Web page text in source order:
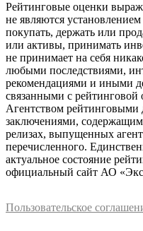
Рейтинговые оценки
не являются
покупать, держать или
или активы, принимать
не принимает на себя
любыми последствиями,
рекомендациями и иными
связанными с
Агентством рейтинговыми
заключениями,
релизах, выпущенных
перечисленного.
актуальное состояние
официальный сайт АО
Пользовательское